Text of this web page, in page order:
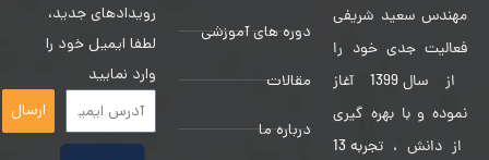
مهندس سعید شریفی
فعالیت جدی خود را
از سال 1399 آغاز
نموده و با بهره گیری
از دانش ، تجربه 13
دوره های آموزشی
مقالات
درباره ما
رویدادهای جدید،
لطفا ایمیل خود را
وارد نمایید
ارسال